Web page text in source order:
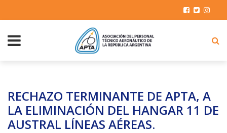
RECHAZO TERMINANTE DE APTA, A
LA ELIMINACIÓN DEL HANGAR 11 DE
AUSTRAL LÍNEAS AÉREAS.